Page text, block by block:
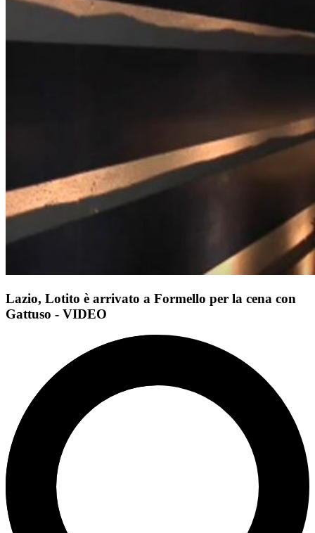
Lazio, Lotito è arrivato a Formello per la cena con
Gattuso - VIDEO